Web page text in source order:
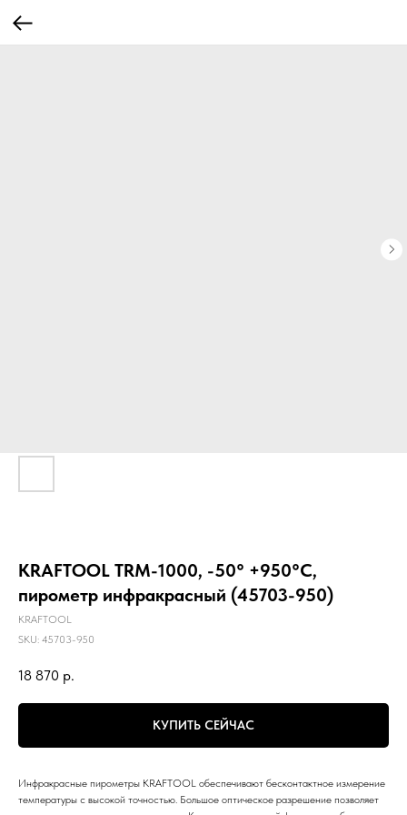
KRAFTOOL TRM-1000, -50° +950°С,
пирометр инфракрасный (45703-950)
KRAFTOOL
SKU: 45703-950
18 870 р.
КУПИТЬ СЕЙЧАС
Инфракрасные пирометры KRAFTOOL обеспечивают бесконтактное измерение
температуры с высокой точностью. Большое оптическое разрешение позволяет